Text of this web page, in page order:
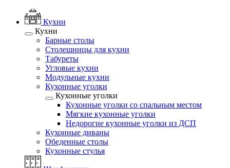
Кухни
Кухни
Барные столы
Столешницы для кухни
Табуреты
Угловые кухни
Модульные кухни
Кухонные уголки
Кухонные уголки
Кухонные уголки со спальным местом
Мягкие кухонные уголки
Недорогие кухонные уголки из ДСП
Кухонные диваны
Обеденные столы
Кухонные стулья